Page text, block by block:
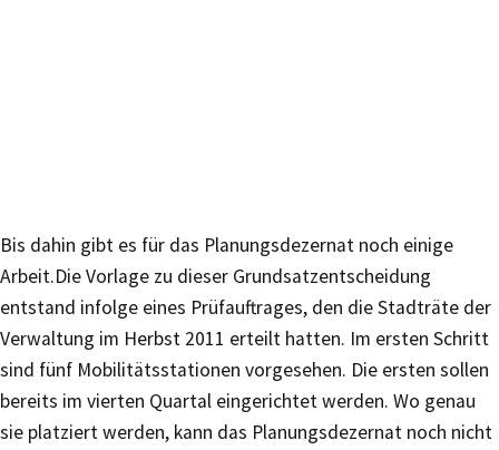
Bis dahin gibt es für das Planungsdezernat noch einige
Arbeit.Die Vorlage zu dieser Grundsatzentscheidung
entstand infolge eines Prüfauftrages, den die Stadträte der
Verwaltung im Herbst 2011 erteilt hatten. Im ersten Schritt
sind fünf Mobilitätsstationen vorgesehen. Die ersten sollen
bereits im vierten Quartal eingerichtet werden. Wo genau
sie platziert werden, kann das Planungsdezernat noch nicht